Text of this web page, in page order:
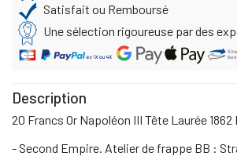
Satisfait ou Remboursé
Une sélection rigoureuse par des
Description
20 Francs Or Napoléon III Tête Laurée 1862
- Second Empire. Atelier de frappe BB :